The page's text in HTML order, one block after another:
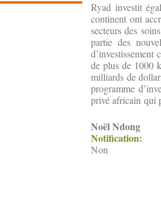
Ryad investit
continent ont
secteurs des
partie des
de plus de 1000
milliards de
programme
privé africain qui
Noël Ndong
Notification:
Non